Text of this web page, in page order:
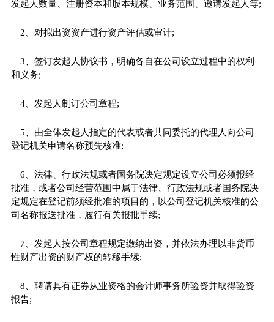
发起人数量、注册资本和股本规模、业务范围、邀请发起人等;
2、对拟出资资产进行资产评估或审计;
3、签订发起人协议书，明确各自在公司设立过程中的权利
和义务;
4、发起人制订公司章程;
5、由全体发起人指定的代表或者共同委托的代理人向公司
登记机关申请名称预先核准;
6、法律、行政法规或者国务院决定规定设立公司必须报经
批准，或者公司经营范围中属于法律、行政法规或者国务院决
定规定在登记前须经批准的项目的，以公司登记机关核准的公
司名称报送批准，履行有关报批手续;
7、发起人按公司章程规定缴纳出资，并依法办理以非货币
性财产出资的财产权的转移手续;
8、聘请具有证券从业资格的会计师事务所验资并取得验资
报告;